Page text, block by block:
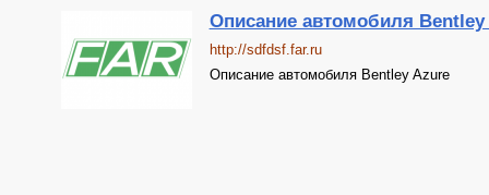
Описание автомобиля Bentley
http://sdfdsf.far.ru
Описание автомобиля Bentley Azure